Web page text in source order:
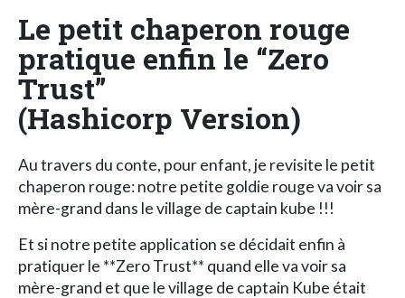
Le petit chaperon rouge
pratique enfin le “Zero
Trust”
(Hashicorp Version)
Au travers du conte, pour enfant, je revisite le petit
chaperon rouge: notre petite goldie rouge va voir sa
mère-grand dans le village de captain kube !!!
Et si notre petite application se décidait enfin à
pratiquer le **Zero Trust** quand elle va voir sa
mère-grand et que le village de captain Kube était